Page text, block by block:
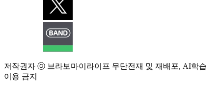
저작권자 ⓒ 브라보마이라이프 무단전재 및 재배포, AI학습
이용 금지